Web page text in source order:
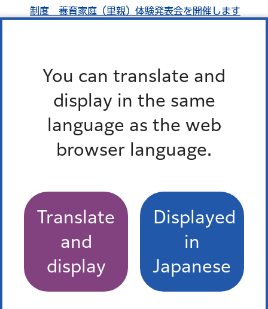
You can translate and
display in the same
language as the web
browser language.
Translate
and
display
Displayed
in
Japanese
制度 養育家庭（里親）体験発表会を開催します
港区介護予防フェスティバル 第17回 健康長寿！
in みなと 輝け人生！ 元気で100歳！
11月開始の介護予防総合センターの一般介護予防事
業・各種教室
障害者関連情報
区立障害者グループホーム高浜の入居者の公募と募集
説明会のお知らせ
子育て・子ども関連情報